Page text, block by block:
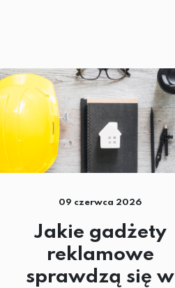
09 czerwca 2026
Jakie gadżety
reklamowe
sprawdzą się w